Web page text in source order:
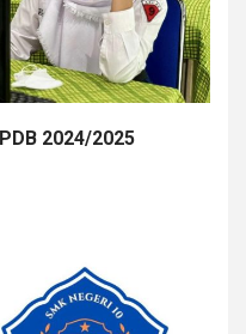
2024/2025